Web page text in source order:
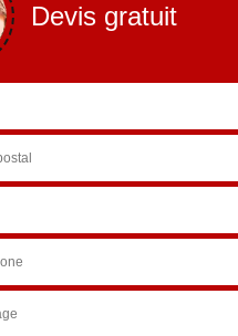
Devis gratuit